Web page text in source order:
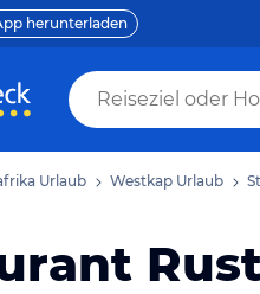
herunterladen
Urlaub Westkap Urlaub